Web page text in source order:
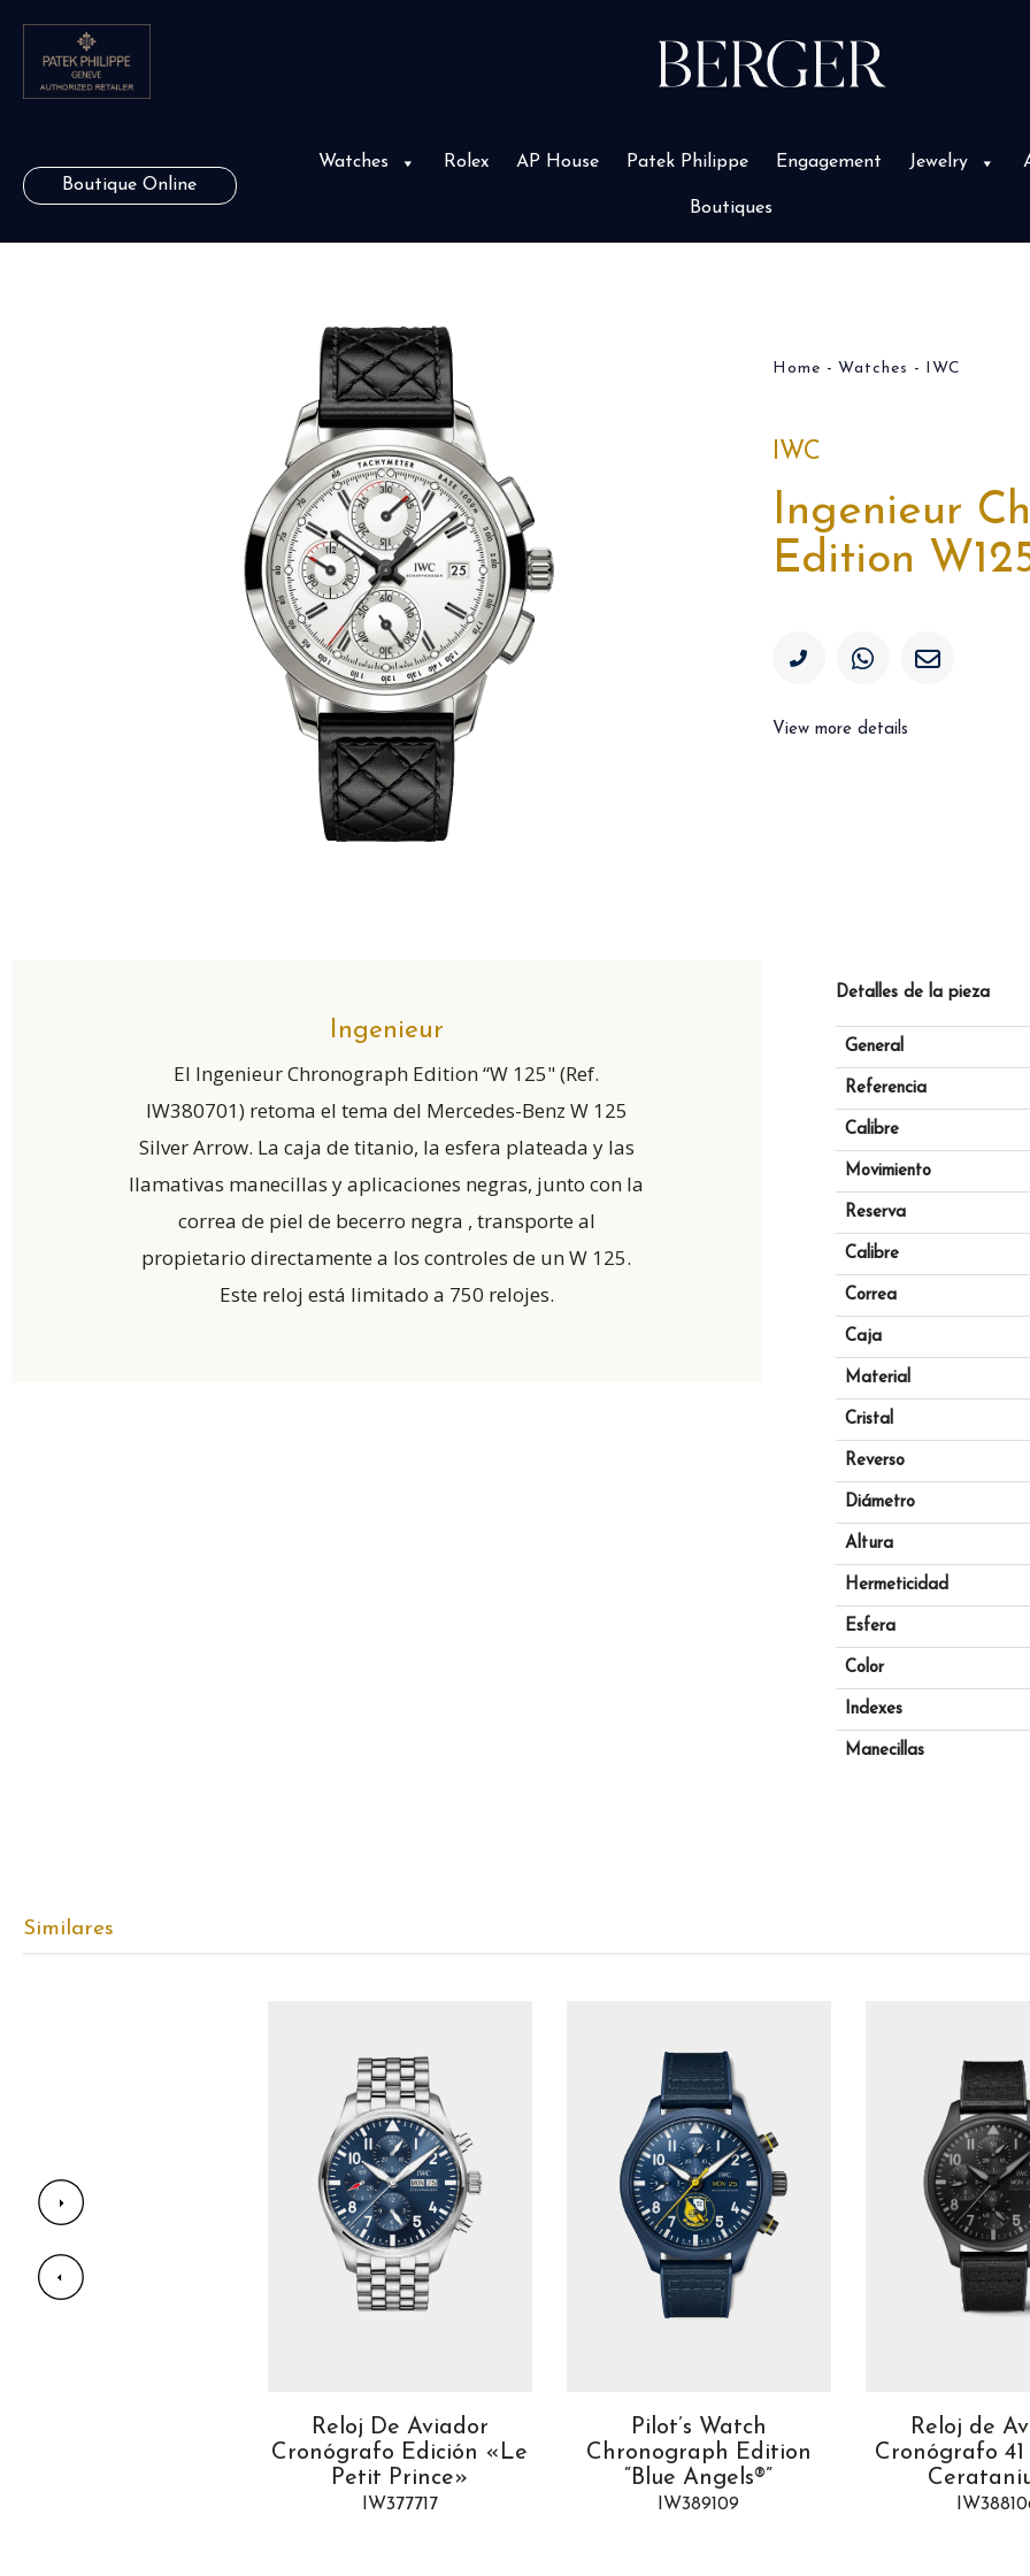
Boutique Online
Watches Rolex AP House Patek Philippe Engagement Jewelry
Boutiques
Home Watches IWC
IWC
Ingenieur
Edition
View more details
Ingenieur
El Ingenieur Chronograph Edition “W 125" (Ref.
IW380701) retoma el tema del Mercedes-Benz W 125
Silver Arrow. La caja de titanio, la esfera plateada y las
llamativas manecillas y aplicaciones negras, junto con la
correa de piel de becerro negra , transporte al
propietario directamente a los controles de un W 125.
Este reloj está limitado a 750 relojes.
Detalles de la pieza
General
Referencia
Calibre
Movimiento
Reserva
Calibre
Correa
Caja
Material
Cristal
Reverso
Diámetro
Altura
Hermeticidad
Esfera
Color
Indexes
Manecillas
Similares
Reloj De Aviador
Cronógrafo Edición «Le
Petit Prince»
IW377717
Pilot’s Watch
Chronograph Edition
“Blue Angels®”
IW389109
Reloj de
Cronógrafo 41